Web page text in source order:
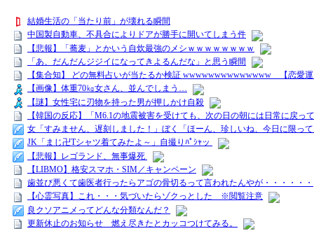
結婚生活の「当たり前」が壊れる瞬間
中国製自動車、不具合によりドアが勝手に開いてしまう件
【悲報】「蕎麦」とかいう自炊最強のメシｗｗｗｗｗｗｗｗ
「あ、だんだんジジイになってきよるんだな」と思う瞬間
【集合知】 どの無料占いが当たるか検証 wwwwwwwwwwwwww 【恋愛
【画像】体重70㎏女さん、並んでしまう…
【謎】女性宅に刃物を持った男が押しかけ自殺
【韓国の反応】「M6.1の地震被害を受けても、次の日の朝には日常に戻っ
女「すみません、遅刻しました！」ぼく「ほーん、珍しいね、今日に限っ
JK「まじ卍Tシャツ着てみたよ～」自撮りﾊﾟｼｬッ
【悲報】レゴランド、無事爆死
【LIBMO】格安スマホ・SIM／キャンペーン
歯並び悪くて歯医者行ったらアゴの骨切るって言われたんやが・・・・・・
【心霊写真】これ・・・気づいたらゾクっとした ※閲覧注意
良クソアニメってどんな分類なんだ？
更新休止のお知らせ 燃え尽きたとカッコつけてみる。